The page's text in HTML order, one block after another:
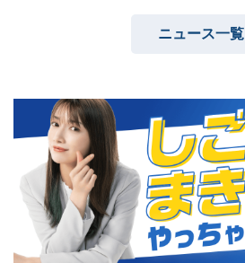
ニュース一覧